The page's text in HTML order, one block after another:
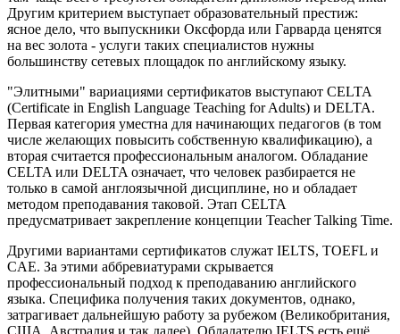
Другим критерием выступает образовательный престиж:
ясное дело, что выпускники Оксфорда или Гарварда ценятся
на вес золота - услуги таких специалистов нужны
большинству сетевых площадок по английскому языку.
"Элитными" вариациями сертификатов выступают CELTA
(Certificate in English Language Teaching for Adults) и DELTA.
Первая категория уместна для начинающих педагогов (в том
числе желающих повысить собственную квалификацию), а
вторая считается профессиональным аналогом. Обладание
CELTA или DELTA означает, что человек разбирается не
только в самой англоязычной дисциплине, но и обладает
методом преподавания таковой. Этап CELTA
предусматривает закрепление концепции Teacher Talking Time.
Другими вариантами сертификатов служат IELTS, TOEFL и
CAE. За этими аббревиатурами скрывается
профессиональный подход к преподаванию английского
языка. Специфика получения таких документов, однако,
затрагивает дальнейшую работу за рубежом (Великобритания,